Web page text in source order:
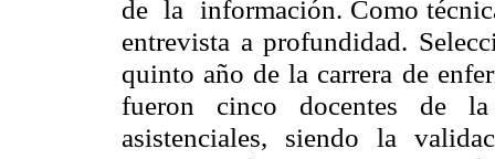
de la información. Como
entrevista a profundidad.
quinto año de la carrera de
fueron cinco docentes de
asistenciales, siendo la